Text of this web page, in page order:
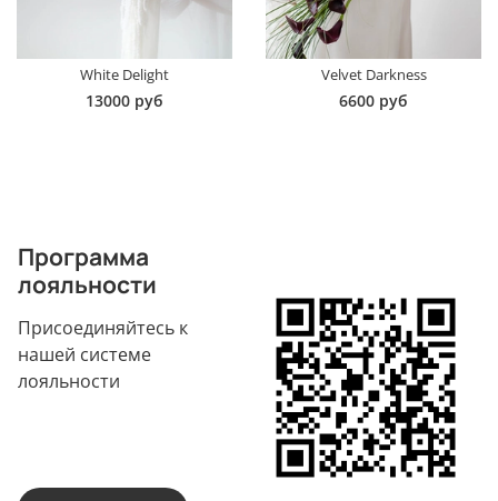
White Delight
13000 руб
Velvet Darkness
6600 руб
Программа
лояльности
Присоединяйтесь к
нашей системе
лояльности